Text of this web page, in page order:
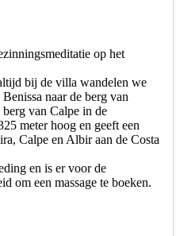
op het
bij de villa wandelen we
naar de berg van
van Calpe in de
meter hoog en geeft een
Calpe en Albir aan de Costa
en is er voor de
om een massage te boeken.